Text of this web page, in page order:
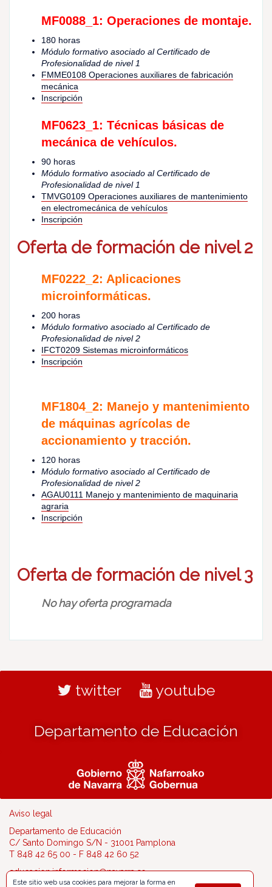
MF0088_1: Operaciones de montaje.
180 horas
Módulo formativo asociado al Certificado de
Profesionalidad de nivel 1
FMME0108 Operaciones auxiliares de fabricación
mecánica
Inscripción
MF0623_1: Técnicas básicas de
mecánica de vehículos.
90 horas
Módulo formativo asociado al Certificado de
Profesionalidad de nivel 1
TMVG0109 Operaciones auxiliares de mantenimiento
en electromecánica de vehículos
Inscripción
Oferta de formación de nivel 2
MF0222_2: Aplicaciones
microinformáticas.
200 horas
Módulo formativo asociado al Certificado de
Profesionalidad de nivel 2
IFCT0209 Sistemas microinformáticos
Inscripción
MF1804_2: Manejo y mantenimiento
de máquinas agrícolas de
accionamiento y tracción.
120 horas
Módulo formativo asociado al Certificado de
Profesionalidad de nivel 2
AGAU0111 Manejo y mantenimiento de maquinaria
agraria
Inscripción
Oferta de formación de nivel 3
No hay oferta programada
twitter youtube
Departamento de Educación
Aviso legal
Departamento de Educación
C/ Santo Domingo S/N - 31001 Pamplona
T 848 42 65 00 - F 848 42 60 52
educacion.informacion@navarra.es
Este sitio web usa cookies para mejorar la forma en